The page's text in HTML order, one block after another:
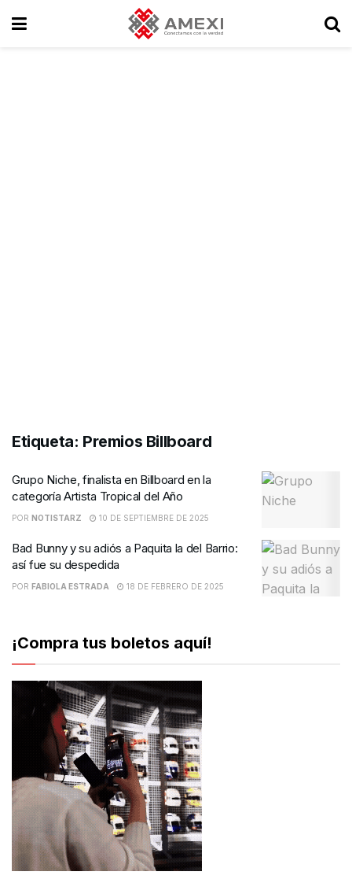
Etiqueta: Premios Billboard
Grupo Niche, finalista en Billboard en la
categoría Artista Tropical del Año
POR NOTISTARZ 10 DE SEPTIEMBRE DE 2025
Bad Bunny y su adiós a Paquita la del Barrio:
así fue su despedida
POR FABIOLA ESTRADA 18 DE FEBRERO DE 2025
¡Compra tus boletos aquí!